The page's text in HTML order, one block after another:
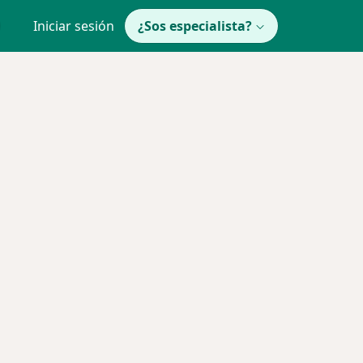
Iniciar sesión ¿Sos especialista?